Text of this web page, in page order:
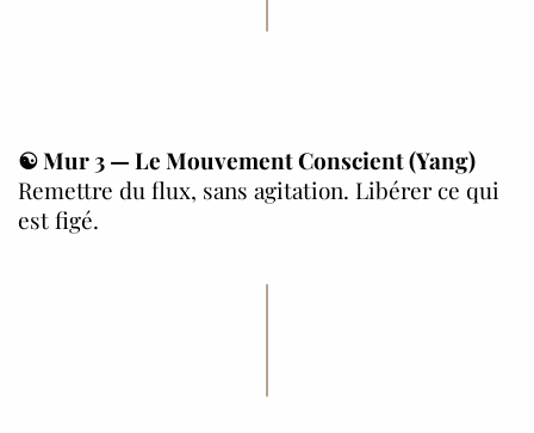
☯️Mur 3 — Le Mouvement Conscient (Yang)
Remettre du flux, sans agitation. Libérer ce qui
est figé.